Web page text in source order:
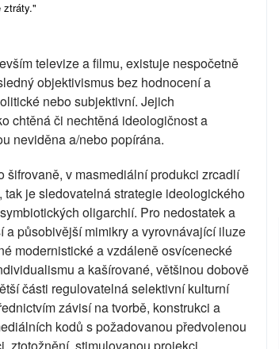
ztráty."
televize a filmu, existuje nespočetně
objektivismus bez hodnocení a
nebo subjektivní. Jejich
chtěná či nechtěná ideologičnost a
neviděna a/nebo popírána.
v masmediální produkci zrcadlí
je sledovatelná strategie ideologického
oligarchií. Pro nedostatek a
působivější mimikry a vyrovnávající iluze
modernistické a vzdáleně osvícenecké
a kašírované, většinou dobově
části regulovatelná selektivní kulturní
závisí na tvorbě, konstrukci a
kodů s požadovanou předvolenou